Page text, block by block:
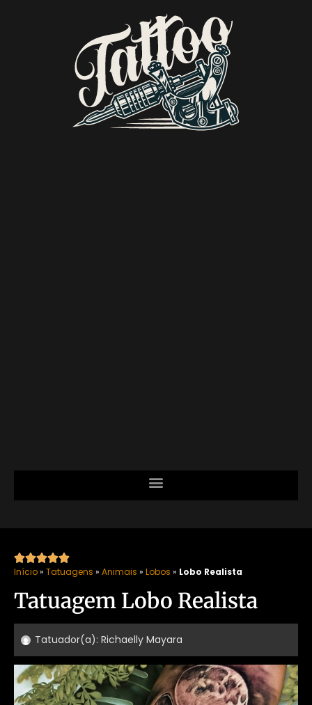

Início» Tatuagens » Animais » Lobos » Lobo Realista
Tatuagem Lobo Realista
Tatuador(a): Richaelly Mayara